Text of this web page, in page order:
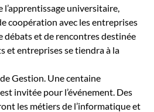
l’apprentissage universitaire,
coopération avec les entreprises
débats et de rencontres destinée
et entreprises se tiendra à la
Gestion. Une centaine
invitée pour l’événement. Des
les métiers de l’informatique et